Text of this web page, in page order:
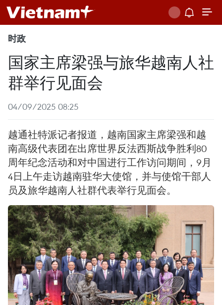
时政
国家主席梁强与旅华越南人社
群举行见面会
04/09/2025 08:25
越通社特派记者报道，越南国家主席梁强和越
南高级代表团在出席世界反法西斯战争胜利80
周年纪念活动和对中国进行工作访问期间，9月
4日上午走访越南驻华大使馆，并与使馆干部人
员及旅华越南人社群代表举行见面会。